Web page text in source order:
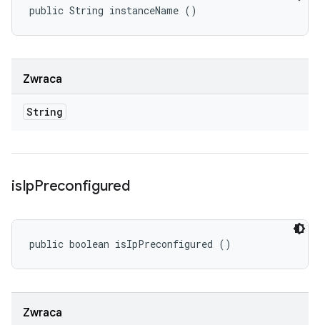
public String instanceName ()
Zwraca
String
isIpPreconfigured
public boolean isIpPreconfigured ()
Zwraca